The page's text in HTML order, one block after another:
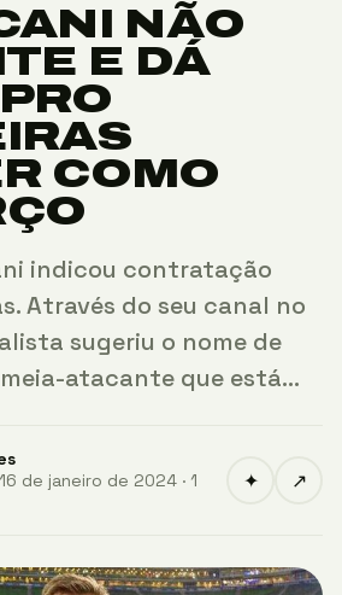
NÃO
E DÁ
COMO
indicou contratação
Através do seu canal no
sugeriu o nome de
atacante que está…
de janeiro de 2024 · 1
✦ ↗